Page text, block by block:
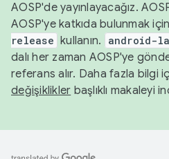
AOSP'de yayınlayacağız.
AOSP'ye katkıda bulunmak için
release kullanın. android-
dalı her zaman AOSP'ye
referans alır. Daha fazla bilgi
değişiklikler başlıklı makaleyi